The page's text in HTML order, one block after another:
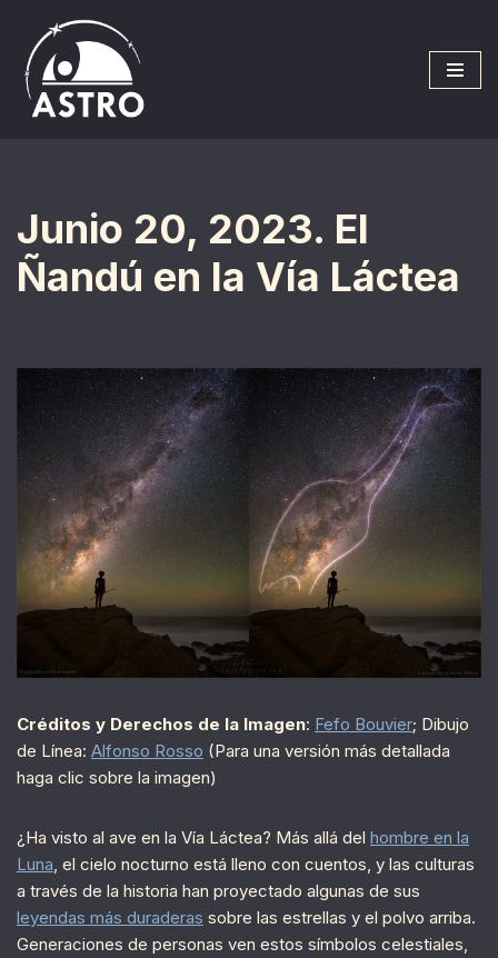
Saltar
al
contenido
Junio 20, 2023. El
Ñandú en la Vía Láctea
Créditos y Derechos de la Imagen: Fefo Bouvier; Dibujo
de Línea: Alfonso Rosso (Para una versión más detallada
haga clic sobre la imagen)
¿Ha visto al ave en la Vía Láctea? Más allá del hombre en la
Luna, el cielo nocturno está lleno con cuentos, y las culturas
a través de la historia han proyectado algunas de sus
leyendas más duraderas sobre las estrellas y el polvo arriba.
Generaciones de personas ven estos símbolos celestiales,